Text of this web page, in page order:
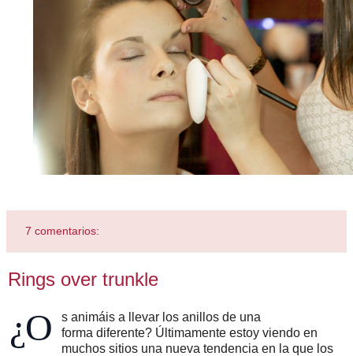
7 comentarios:
Rings over trunkle
¿O
s animáis a llevar los anillos de una
forma diferente? Últimamente estoy viendo en
muchos sitios una nueva tendencia en la que los